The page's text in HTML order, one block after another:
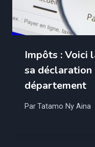
Impôts : Voici
sa déclaration
département
ParTatamo Ny Aina